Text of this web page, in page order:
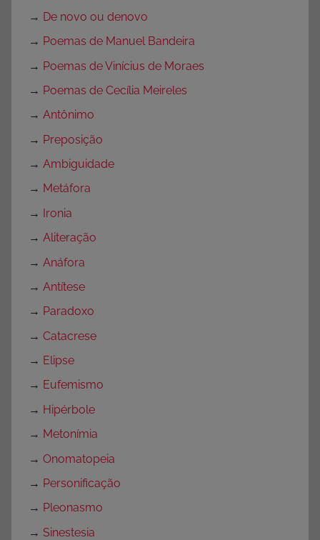
→ De novo ou denovo
→ Poemas de Manuel Bandeira
→ Poemas de Vinícius de Moraes
→ Poemas de Cecília Meireles
→ Antônimo
→ Preposição
→ Ambiguidade
→ Metáfora
→ Ironia
→ Aliteração
→ Anáfora
→ Antítese
→ Paradoxo
→ Catacrese
→ Elipse
→ Eufemismo
→ Hipérbole
→ Metonímia
→ Onomatopeia
→ Personificação
→ Pleonasmo
→ Sinestesia